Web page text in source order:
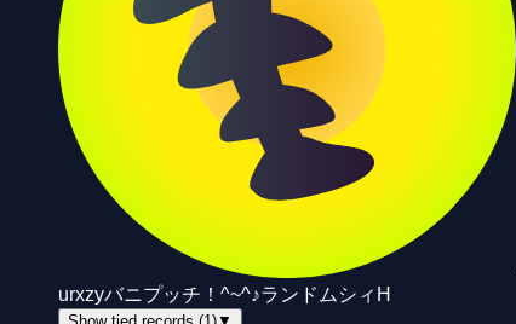
urxzyバニプッチ！^~^♪ランドムシィH